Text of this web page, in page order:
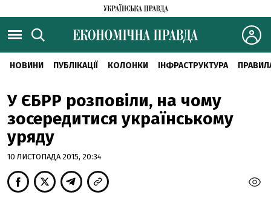
НОВИНИ ПУБЛІКАЦІЇ КОЛОНКИ ІНФРАСТРУКТУРА
У ЄБРР розповіли, на чому
зосередитися українському
уряду
10 ЛИСТОПАДА 2015, 20:34